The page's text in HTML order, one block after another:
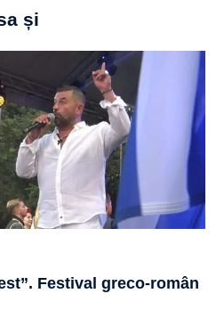
și
Festival greco-român